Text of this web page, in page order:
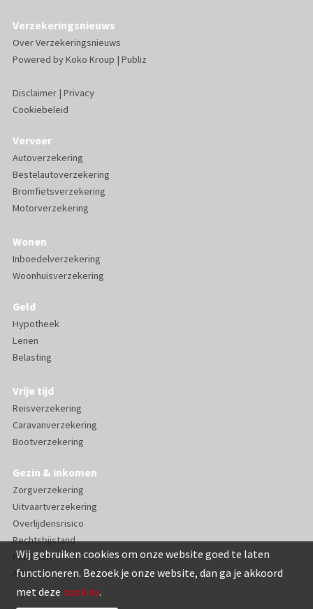
Wij gebruiken cookies om onze website goed te laten
functioneren. Bezoek je onze website, dan ga je akkoord
met deze cookies.
Verzekeringsnieuws
Over Verzekeringsnieuws
Powered byKoko Kroup | Publiz
Disclaimer| Privacy
Cookiebeleid
Vervoer
Autoverzekering
Bestelautoverzekering
Bromfietsverzekering
Motorverzekering
Wonen
Inboedelverzekering
Woonhuisverzekering
Geld
Hypotheek
Lenen
Belasting
Vrije tijd
Reisverzekering
Caravanverzekering
Bootverzekering
Gezin & inkomen
Zorgverzekering
Uitvaartverzekering
Overlijdensrisico
Rechtsbijstand
Pensioen
AOV